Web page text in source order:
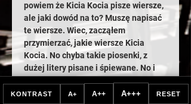
powiem że Kicia Kocia pisze wiersze,
ale jaki dowód na to? Muszę napisać
te wiersze. Wiec, zacząłem
przymierzać, jakie wiersze Kicia
Kocia. No chyba takie piosenki, z
dużej litery pisane i śpiewane. No i
się, aż wyjechałem…
KONTRAST A+ A++ A+++ RESET